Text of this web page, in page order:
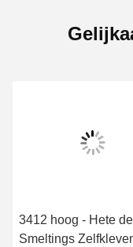
3412 hoog - Hete de
Smeltings